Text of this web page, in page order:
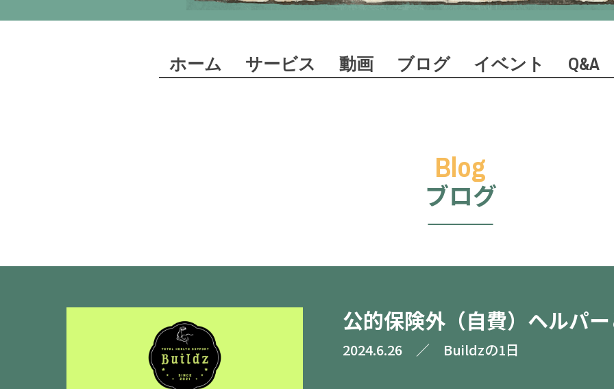
ホーム サービス 動画 ブログ イベント Q&A
ブログ
公的保険外（自費）ヘルパ
2024.6.26／ Buildzの1日